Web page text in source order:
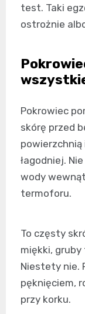
test. Taki
ostrożnie
Pokrowiec
skórę przed
powierzchnią
łagodniej.
wody
termoforu.
To częsty
miękki,
Niestety nie.
pęknięciem,
przy korku.